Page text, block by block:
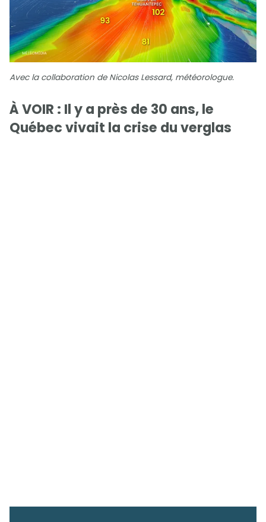
Avec la collaboration de Nicolas Lessard, météorologue.
À VOIR : Il y a près de 30 ans, le
Québec vivait la crise du verglas